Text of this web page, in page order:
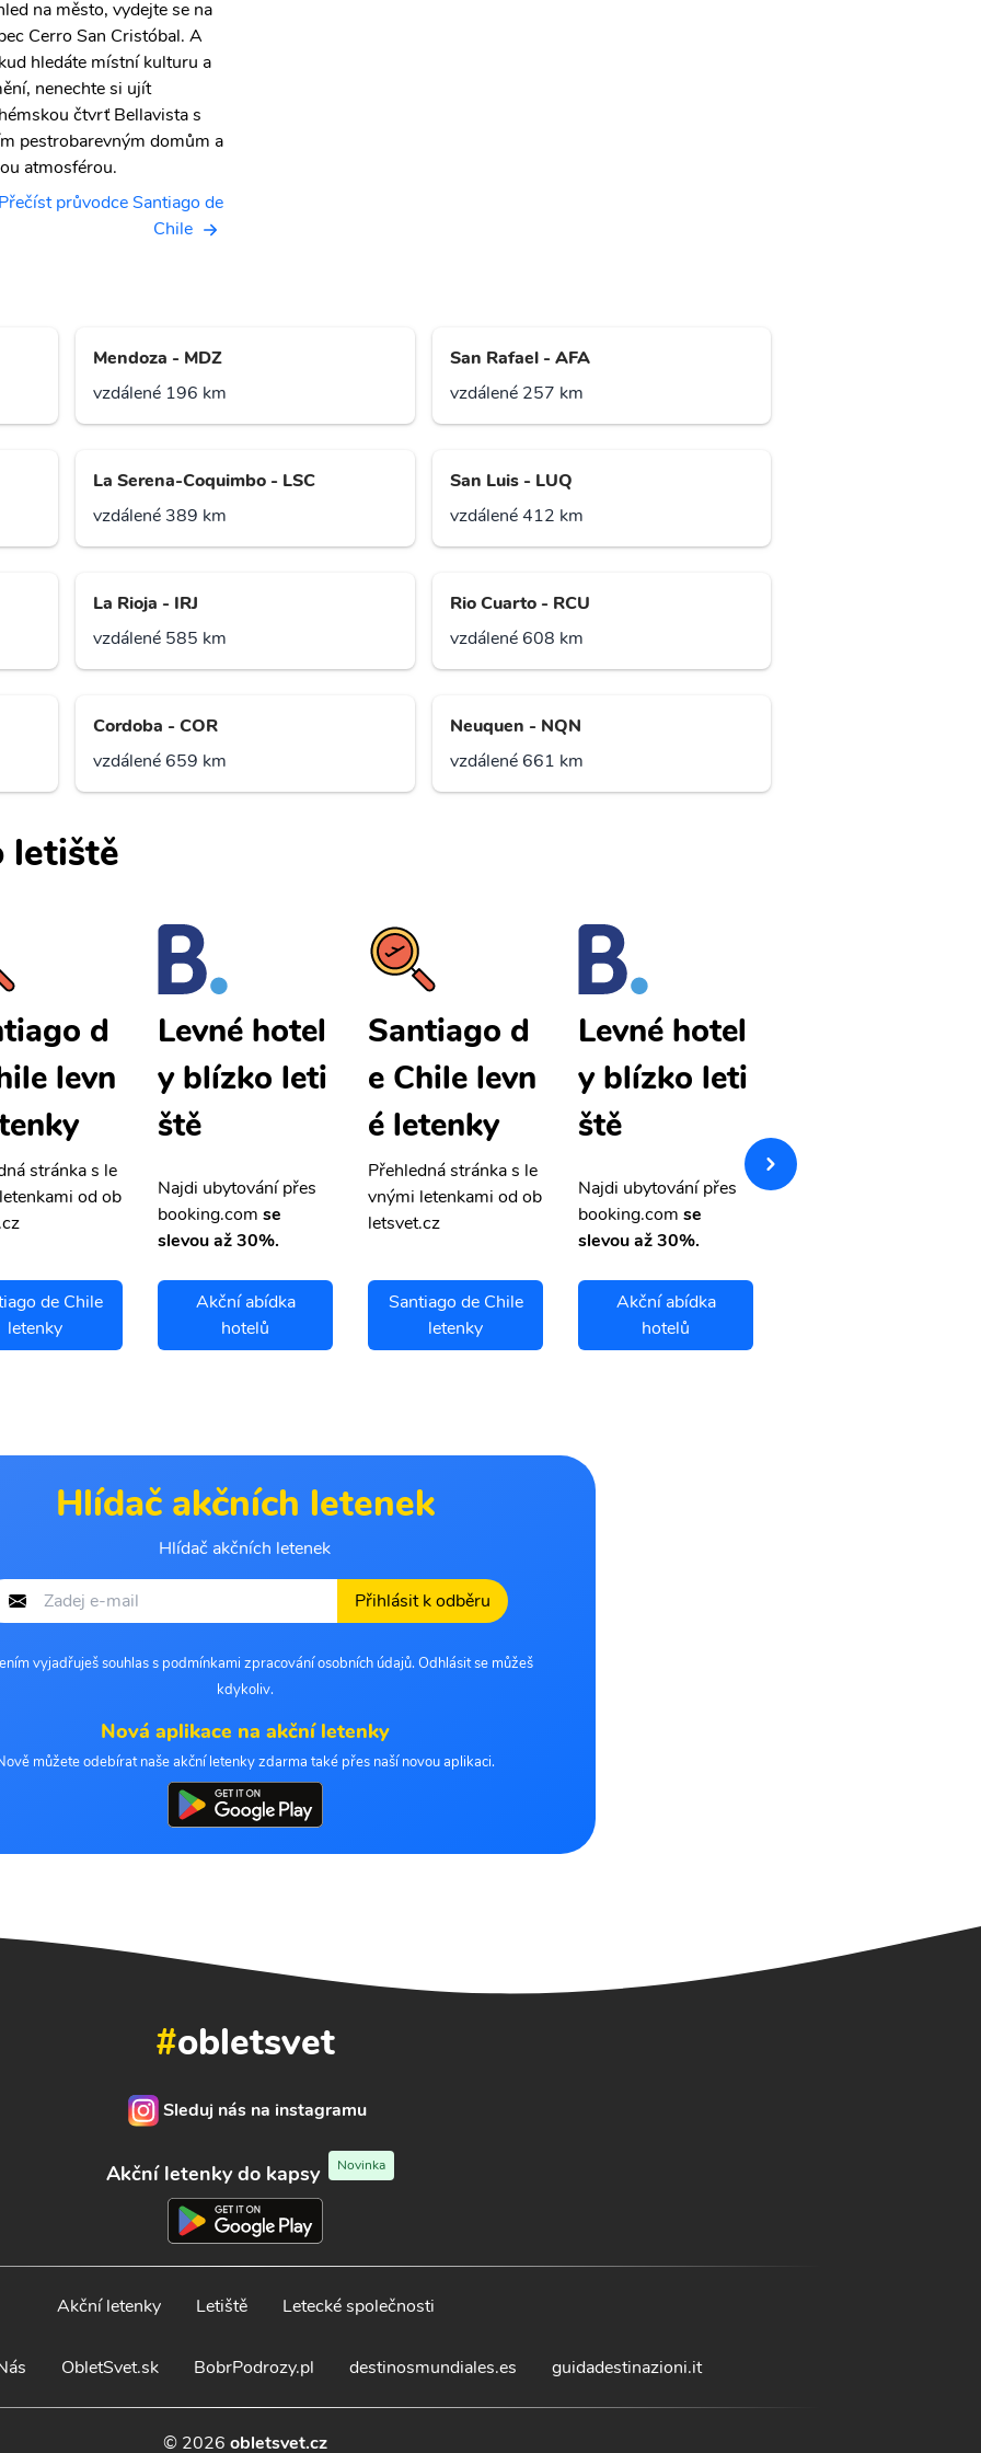
na město, vydejte se na
Cerro San Cristóbal. A
hledáte místní kulturu a
nenechte si ujít
čtvrť Bellavista s
pestrobarevným domům a
atmosférou.
průvodce Santiago de
Chile
Mendoza - MDZ
vzdálené 196 km
San Rafael - AFA
vzdálené 257 km
La Serena-Coquimbo - LSC
vzdálené 389 km
San Luis - LUQ
vzdálené 412 km
La Rioja - IRJ
vzdálené 585 km
Rio Cuarto - RCU
vzdálené 608 km
Cordoba - COR
vzdálené 659 km
Neuquen - NQN
vzdálené 661 km
letiště
d
levn
stránka s le
od ob
de Chile
letenky
Levné hotel
y blízko leti
ště
Najdi ubytování přes
booking.com se
slevou až 30%.
Akční abídka
hotelů
Santiago d
e Chile levn
é letenky
Přehledná stránka s le
vnými letenkami od ob
letsvet.cz
Santiago de Chile
letenky
Levné hotel
y blízko leti
ště
Najdi ubytování přes
booking.com se
slevou až 30%.
Akční abídka
hotelů
Přehledná stránka s le
Hlídač akčních letenek
Hlídač akčních letenek
Přihlásit k odběru
vyjadřuješ souhlas s podmínkami zpracování osobních údajů. Odhlásit se můžeš
kdykoliv.
Nová aplikace na akční letenky
můžete odebírat naše akční letenky zdarma také přes naší novou aplikaci.
#obletsvet
Sleduj nás na instagramu
Akční letenky do kapsy Novinka
Akční letenky Letiště Letecké společnosti
ObletSvet.sk BobrPodrozy.pl destinosmundiales.es guidadestinazioni.it
© 2026 obletsvet.cz